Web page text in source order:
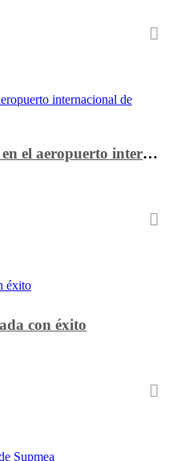
Uso del producto Supmea en el aeropuerto internacional de Pudong
con éxito